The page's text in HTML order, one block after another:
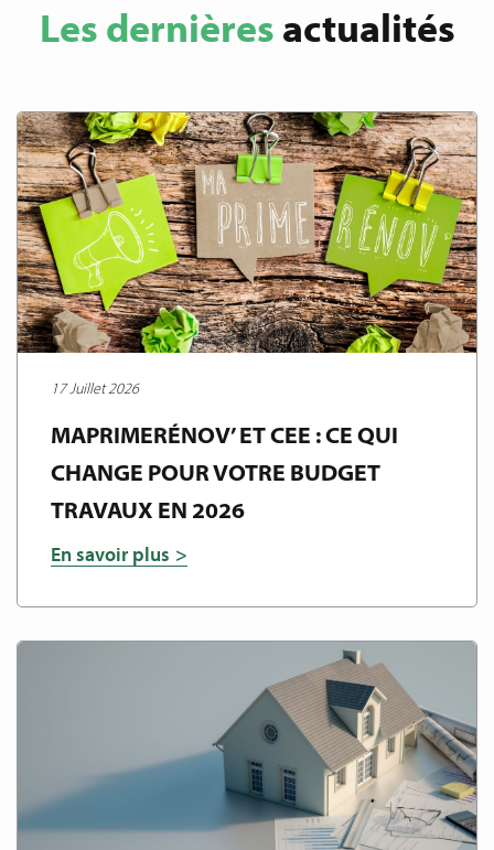
Les dernièresactualités
17 Juillet 2026
MAPRIMERÉNOV’ ET CEE : CE QUI
CHANGE POUR VOTRE BUDGET
TRAVAUX EN 2026
En savoir plus